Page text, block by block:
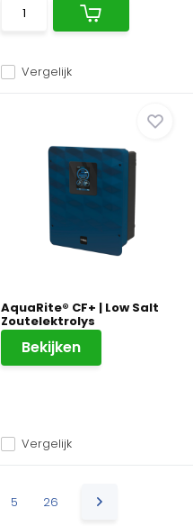
Vergelijk
AquaRite® CF+ | Low Salt
Zoutelektrolys
Vergelijk
Bekijken
5 26